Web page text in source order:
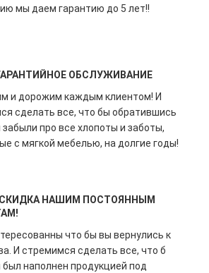
мы даем гарантию до 5 лет!!
ОБСЛУЖИВАНИЕ
и дорожим каждым клиентом! И
сделать все, что бы обратившись
про все хлопоты и заботы,
с мягкой мебелью, на долгие годы!
СКИДКА НАШИМ ПОСТОЯННЫМ
что бы вы вернулись к
И стремимся сделать все, что б
наполнен продукцией под